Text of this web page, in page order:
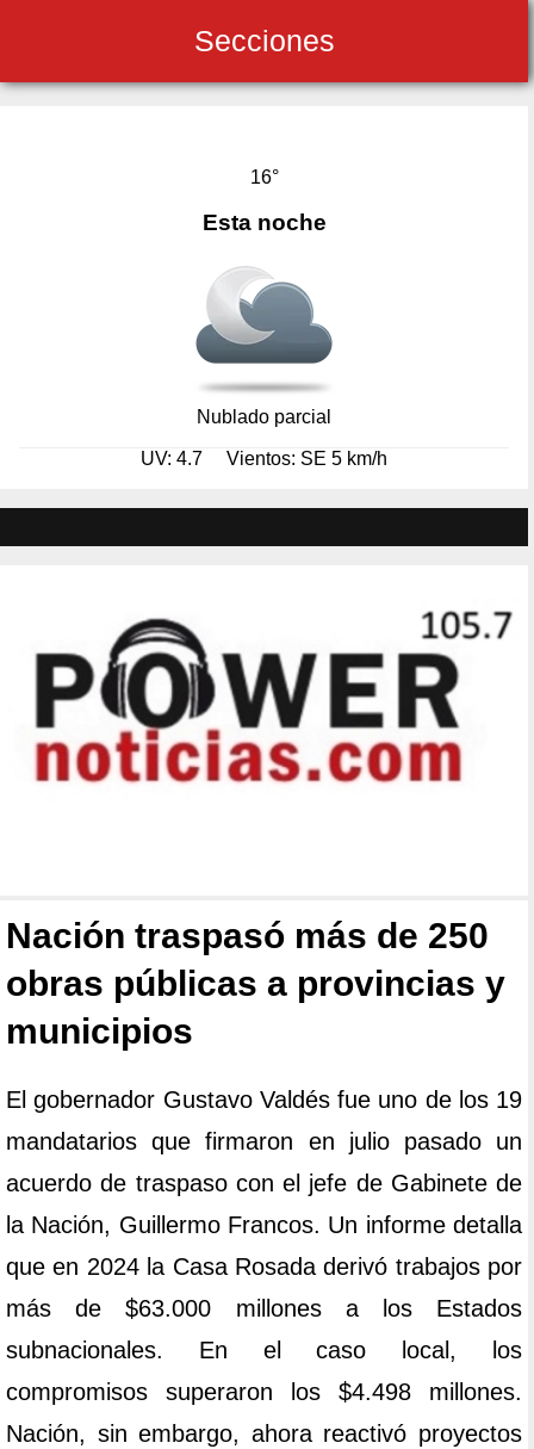
Secciones
16°
Esta noche
Nublado parcial
UV: 4.7 Vientos: SE 5 km/h
Nación traspasó más de 250
obras públicas a provincias y
municipios
El gobernador Gustavo Valdés fue uno de los 19
mandatarios que firmaron en julio pasado un
acuerdo de traspaso con el jefe de Gabinete de
la Nación, Guillermo Francos. Un informe detalla
que en 2024 la Casa Rosada derivó trabajos por
más de $63.000 millones a los Estados
subnacionales. En el caso local, los
compromisos superaron los $4.498 millones.
Nación, sin embargo, ahora reactivó proyectos